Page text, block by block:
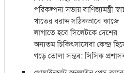
পরিকল্পনা সভায় বাণিজ্যমন্ত্রী
খাতের বরাদ্দ সঠিকভাবে কাজে
লাগাতে হবে সিলেটকে দেশের
অন্যতম চিকিৎসাসেবা কেন্দ্র
গড়ে তোলা সম্ভব: সিসিক